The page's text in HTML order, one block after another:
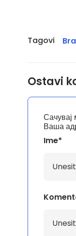
Tagovi
Ostavi
Ваша
Ime*
Сачувај